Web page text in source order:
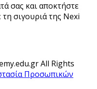
σας και αποκτήστε
σιγουριά της Nexi
All Rights
Προσωπικών